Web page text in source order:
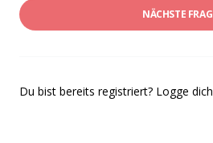
NÄCHSTE
Du bist bereits registriert? Logge dich